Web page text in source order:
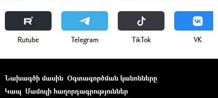
Rutube Telegram ТikТоk VK
Նախագծի մասին Օգտագործման կանոնները
Կապ Մամուլի հաղորդագրություններ